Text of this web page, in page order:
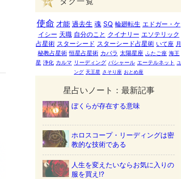
使命 才能 過去生 魂 SQ 輪廻転生 エドガー・ケ
イシー 天職 自分のこと クイナリー エソテリック
占星術 スターシード スターシード占星術 いて座 月
秘教占星術 恒星占星術 カバラ 太陽星座 ふたご座 海王
星 浄化 カルマ リーディング バシャール エーテルネット ユ
ング 天王星 さそり座 おとめ座
星占いノート：最新記事
ぼくらが存在する意味
ホロスコープ・リーディングは密
教的な技術である
人生を変えたいならお気に入りの
服を買え!?